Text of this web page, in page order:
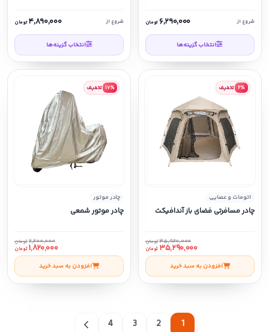
شروع از ۶,۲۹۰,۰۰۰ تومان
انتخاب گزینه‌ها
شروع از ۴,۸۹۰,۰۰۰ تومان
انتخاب گزینه‌ها
۲٪ تخفیف
اتومات و عصایی
چادر مسافرتی فضای باز آندافیکت
۳۵,۹۲۰,۰۰۰تومان
۳۵,۲۹۰,۰۰۰ تومان
افزودن به سبد خرید
۱۷٪ تخفیف
چادر موتور
چادر موتور شمعی
۲,۲۰۰,۰۰۰تومان
۱,۸۲۰,۰۰۰ تومان
افزودن به سبد خرید
1
2
3
4